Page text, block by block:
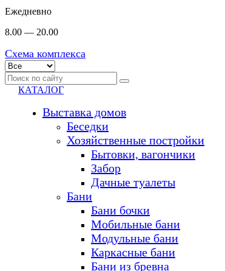
Ежедневно
8.00 — 20.00
Схема комплекса
КАТАЛОГ
Выставка домов
Беседки
Хозяйственные постройки
Бытовки, вагончики
Забор
Дачные туалеты
Бани
Бани бочки
Мобильные бани
Модульные бани
Каркасные бани
Бани из бревна